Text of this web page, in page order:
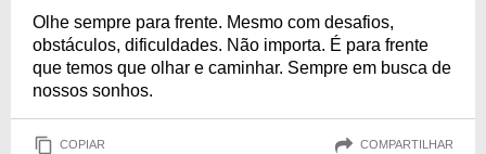
Olhe sempre para frente. Mesmo com desafios,
obstáculos, dificuldades. Não importa. É para frente
que temos que olhar e caminhar. Sempre em busca de
nossos sonhos.
COPIAR COMPARTILHAR